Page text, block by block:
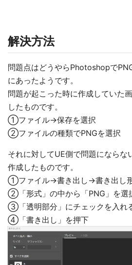
解決方法
問題点はどうやらPhotoshopで
にあったようです。
問題が起こった時に作成していた
したものです。
①ファイル→保存を選択
②ファイルの種類でPNGを選択
それに対してUE側で問題にならな
作成したものです。
①ファイル→書き出し→書き出し
②「形式」の中から「PNG」を選
③「透明部分」にチェックを入れ
④「書き出し」を押下